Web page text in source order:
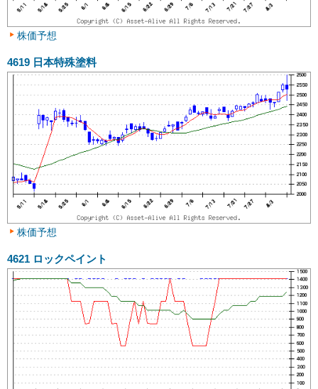
株価予想
4619 日本特殊塗料
株価予想
4621 ロックペイント